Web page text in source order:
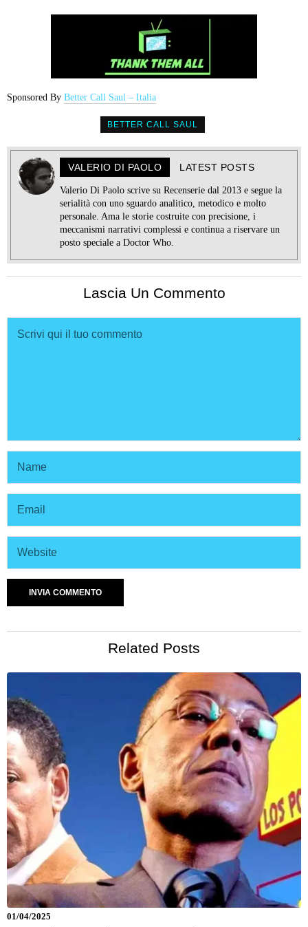
Sponsored By Better Call Saul – Italia
BETTER CALL SAUL
VALERIO DI PAOLO LATEST POSTS
Valerio Di Paolo scrive su Recenserie dal 2013 e segue la
serialità con uno sguardo analitico, metodico e molto
personale. Ama le storie costruite con precisione, i
meccanismi narrativi complessi e continua a riservare un
posto speciale a Doctor Who.
Lascia Un Commento
Related Posts
01/04/2025